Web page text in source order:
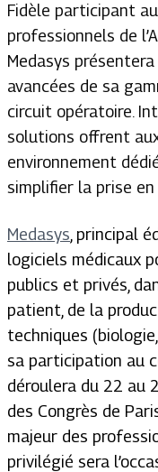
Fidèle participant
professionnels de
Medasys
avancées de sa
circuit opératoire.
solutions offrent
environnement
simplifier la prise
Medasys , principal
logiciels médicaux
publics et privés,
patient, de la
techniques
sa participation au
déroulera du 22 au
des Congrès de
majeur des
privilégié sera